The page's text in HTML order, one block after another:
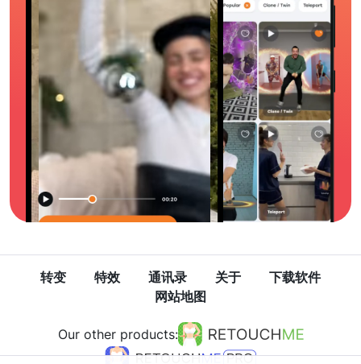
转变 特效 通讯录 关于
下载软件
网站地图
Our other products: